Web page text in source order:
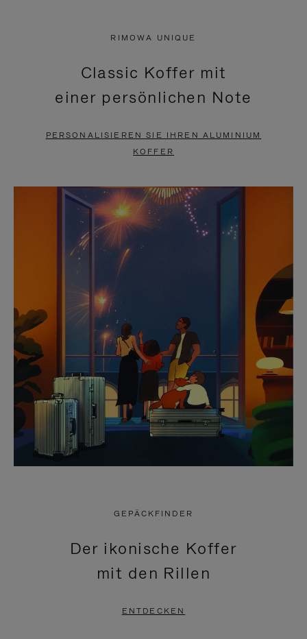
PAUSIERT,
BITTE
DRÜCKEN
ANZUHALTEN
KLICKEN
SIE
ZUM
AUFHEBEN
STUMMSCHALTUNG
RIMOWA UNIQUE
Classic Koffer mit
einer persönlichen Note
PERSONALISIEREN SIE IHREN ALUMINIUM
KOFFER
GEPÄCKFINDER
Der ikonische Koffer
mit den Rillen
ENTDECKEN